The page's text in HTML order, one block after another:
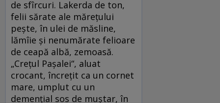
de sfîrcuri. Lakerda de ton,
felii sărate ale măreţului
peşte, în ulei de măsline,
lămîie şi nenumărate felioare
de ceapă albă, zemoasă.
„Creţul Paşalei“, aluat
crocant, încreţit ca un cornet
mare, umplut cu un
demenţial sos de muştar, în